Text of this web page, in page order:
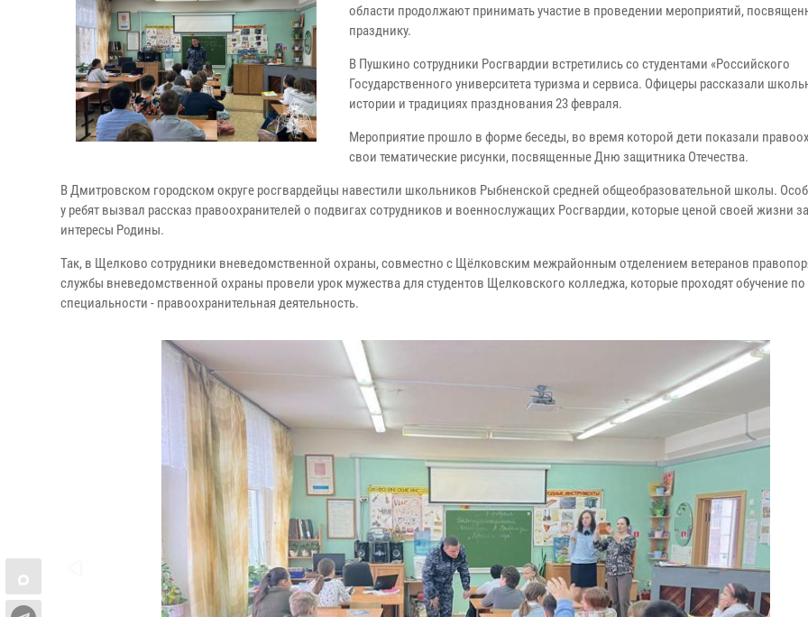
области продолжают принимать участие в проведении мероприятий,
празднику.
В Пушкино сотрудники Росгвардии встретились со студентами «Российского
Государственного университета туризма и сервиса. Офицеры рассказали
истории и традициях празднования 23 февраля.
Мероприятие прошло в форме беседы, во время которой дети показали
свои тематические рисунки, посвященные Дню защитника Отечества.
В Дмитровском городском округе росгвардейцы навестили школьников Рыбненской средней общеобразовательной школы.
у ребят вызвал рассказ правоохранителей о подвигах сотрудников и военнослужащих Росгвардии, которые ценой своей жизни
интересы Родины.
Так, в Щелково сотрудники вневедомственной охраны, совместно с Щёлковским межрайонным отделением ветеранов
службы вневедомственной охраны провели урок мужества для студентов Щелковского колледжа, которые проходят обучение по
специальности - правоохранительная деятельность.